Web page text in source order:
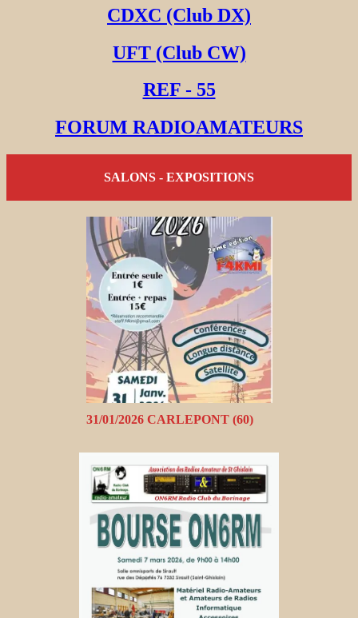
CDXC (Club DX)
UFT (Club CW)
REF - 55
FORUM RADIOAMATEURS
SALONS - EXPOSITIONS
31/01/2026 CARLEPONT (60)